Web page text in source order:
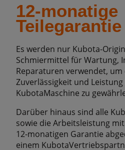
12-monatige
Teilegarantie
Es werden nur Kubota-
Schmiermittel für Wartung,
Reparaturen verwendet, um
Zuverlässigkeit und
KubotaMaschine zu
Darüber hinaus sind alle
sowie die Arbeitsleistung
12-monatigen Garantie
einem